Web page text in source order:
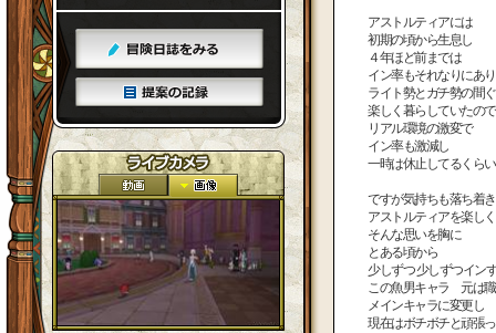
アストルティアには
初期の頃から生息し
４年ほど前までは
イン率もそれなりにあり
ライト勢とガチ勢の間
楽しく暮らしていたの
リアル環境の激変で
イン率も激減し
一時は休止してるくらい
ですが気持ちも落ち着き
アストルティアを楽し
そんな思いを胸に
とある頃から
少しずつ 少しずつイン
この魚男キャラ 元は
メインキャラに変更し
現在はボチボチと頑張